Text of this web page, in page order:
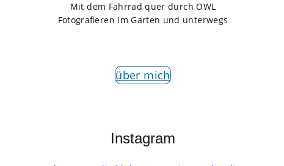
Mit dem Fahrrad quer durch OWL
Fotografieren im Garten und unterwegs
über mich
Instagram